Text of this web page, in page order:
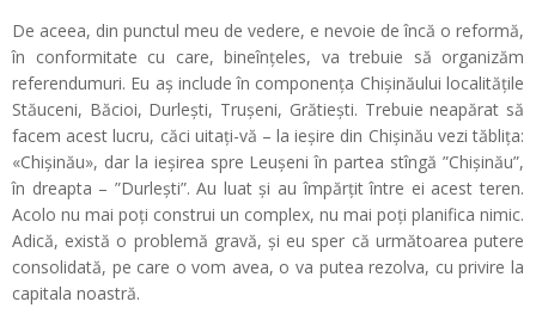
De aceea, din punctul meu de vedere, e nevoie de încă o reformă,
în conformitate cu care, bineînțeles, va trebuie să organizăm
referendumuri. Eu aș include în componența Chișinăului localitățile
Stăuceni, Băcioi, Durlești, Trușeni, Grătiești. Trebuie neapărat să
facem acest lucru, căci uitați-vă – la ieșire din Chișinău vezi tăblița:
«Chișinău», dar la ieșirea spre Leușeni în partea stîngă ”Chișinău”,
în dreapta – ”Durlești”. Au luat și au împărțit între ei acest teren.
Acolo nu mai poți construi un complex, nu mai poți planifica nimic.
Adică, există o problemă gravă, și eu sper că următoarea putere
consolidată, pe care o vom avea, o va putea rezolva, cu privire la
capitala noastră.